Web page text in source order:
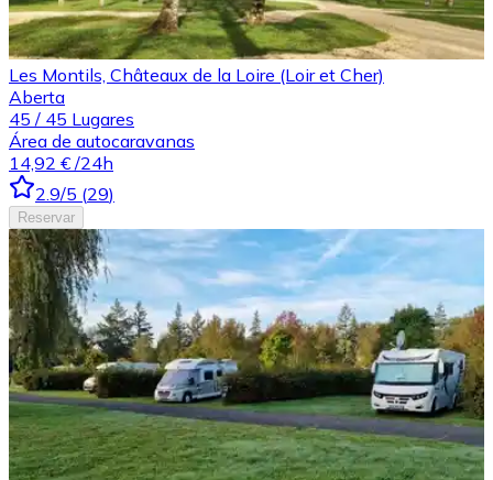
Les Montils, Châteaux de la Loire (Loir et Cher)
Aberta
45 / 45 Lugares
Área de autocaravanas
14,92 € /24h
2.9/5 (29)
Reservar